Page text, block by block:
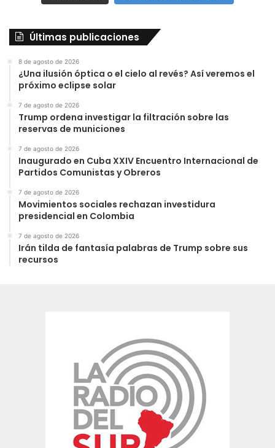
Últimas publicaciones
8 de agosto de 2026
¿Una ilusión óptica o el cielo al revés? Así veremos el
próximo eclipse solar
7 de agosto de 2026
Trump ordena investigar la filtración sobre las
reservas de municiones
7 de agosto de 2026
Inaugurado en Cuba XXIV Encuentro Internacional de
Partidos Comunistas y Obreros
7 de agosto de 2026
Movimientos sociales rechazan investidura
presidencial en Colombia
7 de agosto de 2026
Irán tilda de fantasía palabras de Trump sobre sus
recursos